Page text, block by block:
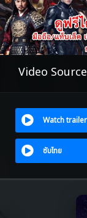
Video
Watch trailer
ซับไทย